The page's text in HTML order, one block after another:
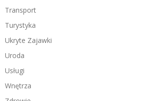
Transport
Turystyka
Ukryte Zajawki
Uroda
Usługi
Wnętrza